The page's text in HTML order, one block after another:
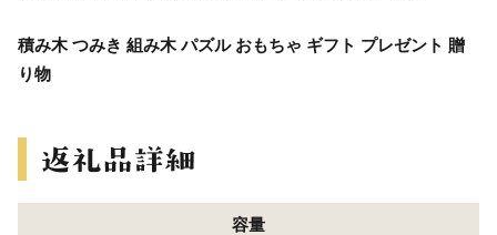
積み木 つみき 組み木 パズル おもちゃ ギフト プレゼント 贈
り物
容量